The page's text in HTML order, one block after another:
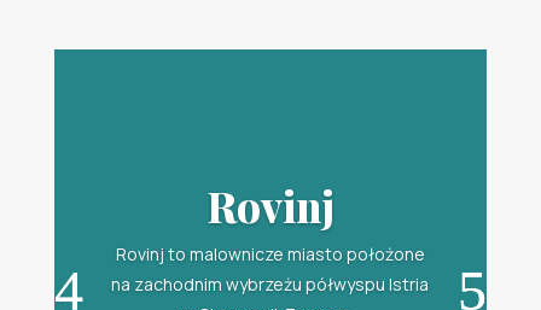
Rovinj
Rovinj to malownicze miasto położone
na zachodnim wybrzeżu półwyspu Istria